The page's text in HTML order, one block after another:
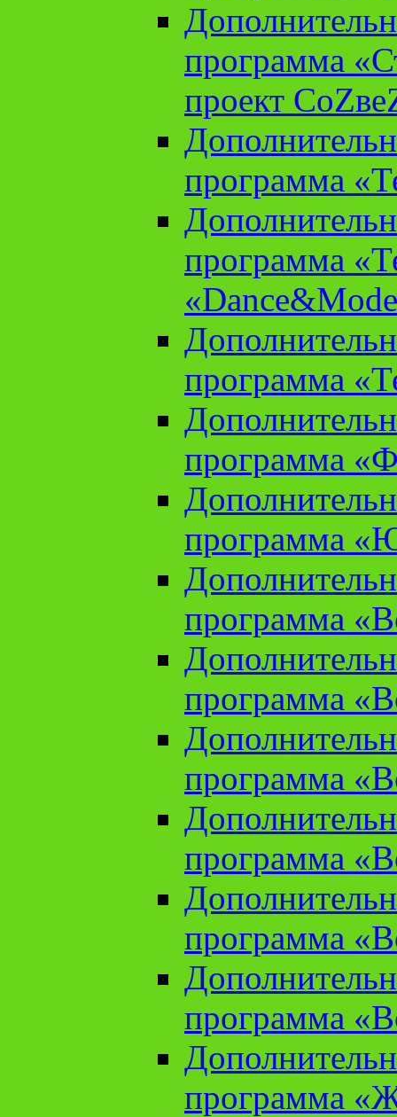
программа
проект
программа
программа
программа
программа
программа
программа
программа
программа
программа
программа
программа
программа